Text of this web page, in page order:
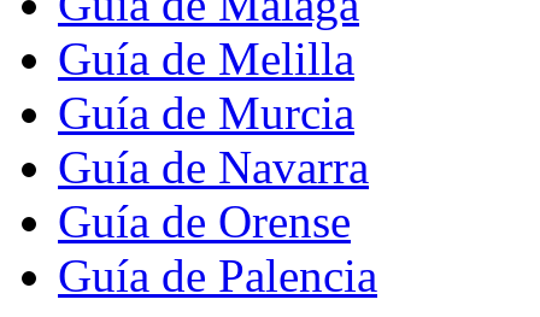
Guía de Melilla
Guía de Murcia
Guía de Navarra
Guía de Orense
Guía de Palencia